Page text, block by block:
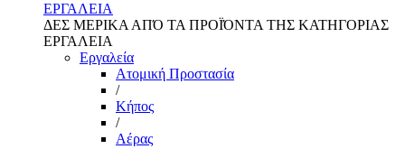
ΕΡΓΑΛΕΙΑ
ΔΕΣ ΜΕΡΙΚΑ ΑΠΌ ΤΑ ΠΡΟΪΌΝΤΑ ΤΗΣ ΚΑΤΗΓΟΡΙΑΣ
ΕΡΓΑΛΕΙΑ
Εργαλεία
Aτομική Προστασία
/
Kήπος
/
Αέρας